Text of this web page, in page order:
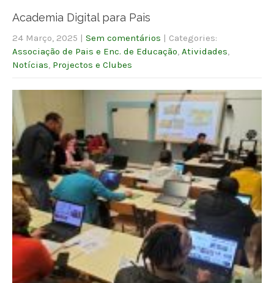
Academia Digital para Pais
24 Março, 2025 | Sem comentários | Categories:
Associação de Pais e Enc. de Educação Atividades
Notícias Projectos e Clubes